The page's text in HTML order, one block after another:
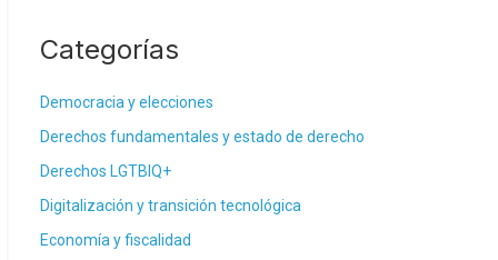
Categorías
Democracia y elecciones
Derechos fundamentales y estado de derecho
Derechos LGTBIQ+
Digitalización y transición tecnológica
Economía y fiscalidad